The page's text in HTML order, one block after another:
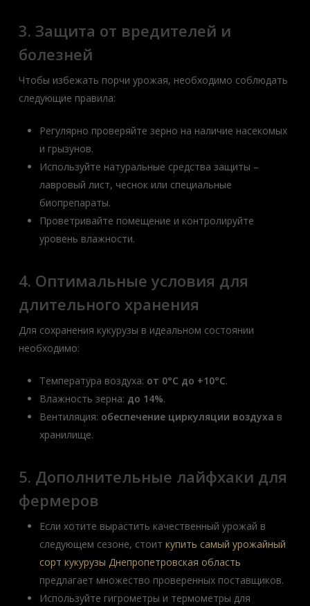
3. Защита от вредителей и
болезней
Чтобы избежать порчи урожая, необходимо соблюдать
следующие правила:
Регулярно проверяйте зерно на наличие насекомых
и грызунов.
Используйте натуральные средства защиты –
лавровый лист, чеснок или специальные
биопрепараты.
Проветривайте помещение и контролируйте
уровень влажности.
4. Оптимальные условия для
длительного хранения
Для сохранения кукурузы в идеальном состоянии
необходимо:
Температура воздуха: от 0°C до +10°C.
Влажность зерна: до 14%.
Вентиляция: обеспечение циркуляции воздуха в
хранилище.
5. Дополнительные лайфхаки для
фермеров
Если хотите вырастить качественный урожай в
следующем сезоне, стоит купить самый урожайный
сорт кукурузы Днепропетровская область
предлагает множество проверенных поставщиков.
Используйте гигрометры и термометры для